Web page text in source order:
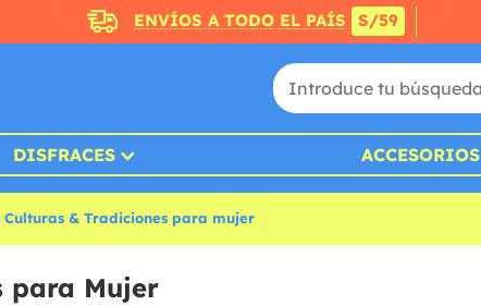
ENVÍOS A TODO EL PAÍS S/59
DISFRACES ACCESORIOS
Culturas & Tradiciones para mujer
para Mujer